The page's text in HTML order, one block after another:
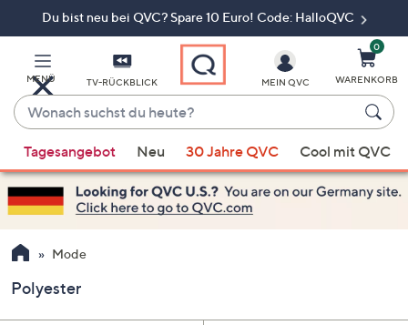
Du bist neu bei QVC? Spare 10 Euro! Code: HalloQVC
MENÜ TV-RÜCKBLICK
Wonach
suchst
du
heute?
Vorschläge
verfügbar
sind,
verwenden
Sie
Pfeiltasten
nach
MEIN QVC
0
WARENKORB
Tagesangebot Neu 30 Jahre QVC Cool mit QVC
Mode
Polyester